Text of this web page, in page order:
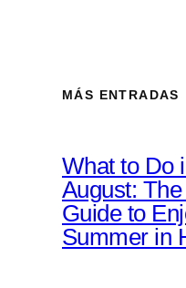
MÁS ENTRADAS
What to Do
August:
Guide to
Summer in